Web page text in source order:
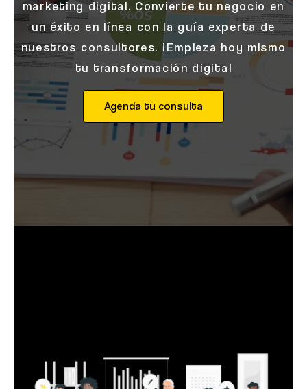
marketing digital. Convierte tu negocio en
un éxito en línea con la guía experta de
nuestros consultores. ¡Empieza hoy mismo
tu transformación digital
Agenda tu consulta